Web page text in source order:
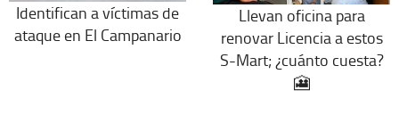
Identifican a víctimas de
ataque en El Campanario
Llevan oficina para
renovar Licencia a estos
S-Mart; ¿cuánto cuesta?
🎦